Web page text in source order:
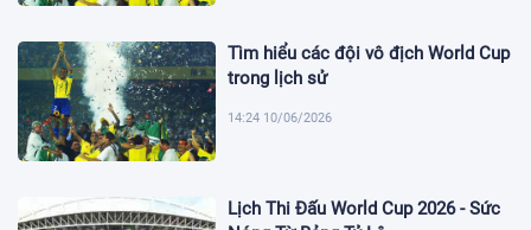
Tìm hiểu các đội vô địch World Cup
trong lịch sử
14:24 10/06/2026
Lịch Thi Đấu World Cup 2026 - Sức